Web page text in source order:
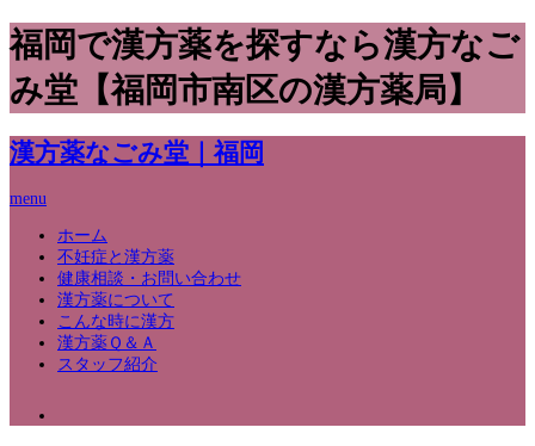
福岡で漢方薬を探すなら漢方なご
み堂【福岡市南区の漢方薬局】
漢方薬なごみ堂｜福岡
menu
ホーム
不妊症と漢方薬
健康相談・お問い合わせ
漢方薬について
こんな時に漢方
漢方薬Ｑ＆Ａ
スタッフ紹介